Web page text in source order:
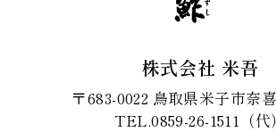
株式会社 米吾
〒683-0022 鳥取県米子市奈
TEL.0859-26-1511（代）